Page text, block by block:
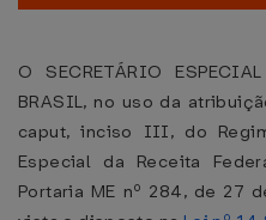
O SECRETÁRIO
BRASIL, no uso da
caput, inciso III, do
Especial da Receita
Portaria ME nº 284, de 27